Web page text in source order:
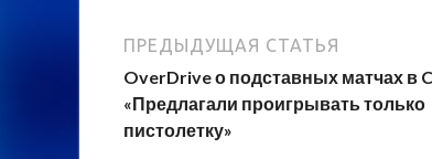
ПРЕДЫДУЩАЯ СТАТЬЯ
OverDrive о подставных матчах в
«Предлагали проигрывать только
пистолетку»